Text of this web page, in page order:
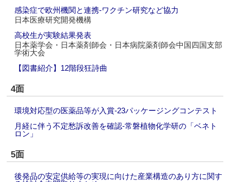
感染症で欧州機関と連携‐ワクチン研究など協力
日本医療研究開発機構
高校生が実験結果発表
日本薬学会・日本薬剤師会・日本病院薬剤師会中国四国支部
学術大会
【図書紹介】12階段狂詩曲
4面
環境対応型の医薬品等が入賞‐23パッケージングコンテスト
月経に伴う不定愁訴改善を確認‐常磐植物化学研の「ベネト
ロン」
5面
後発品の安定供給等の実現に向けた産業構造のあり方に関す